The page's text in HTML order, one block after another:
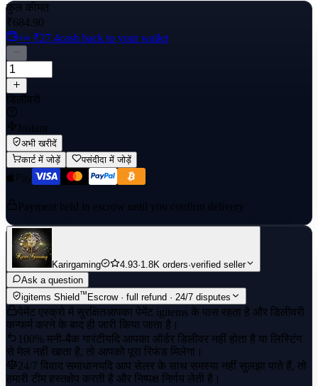
कुल कीमत
₹684.90
+≈ ₹27.4cash back to your wallet
डिलीवरी
Instant
अभी खरीदें
कार्ट में जोड़ें
पसंदीदा में जोड़ें
Payment held in escrow until you confirm delivery
Karirgaming 4.93·1.8K orders·verified seller
Ask a question
igitems Shield™ Escrow · full refund · 24/7 disputes
पेमेंट एस्क्रो में सुरक्षितआपका पेमेंट igitems के पास रहता है और डिलीवरी
कन्फर्म करने के बाद ही जारी किया जाता है।
100% मनी-बैक गारंटीयदि आपका ऑर्डर डिलीवर नहीं होता है या लिस्टिंग
से मेल नहीं खाता है, तो आपको पूरा रिफंड मिलेगा।
24/7 विवाद समाधानयदि आप सेलर के साथ समस्या नहीं सुलझा पाते हैं, तो
हमारी टीम हस्तक्षेप करती है और निष्पक्ष निर्णय लेती है।